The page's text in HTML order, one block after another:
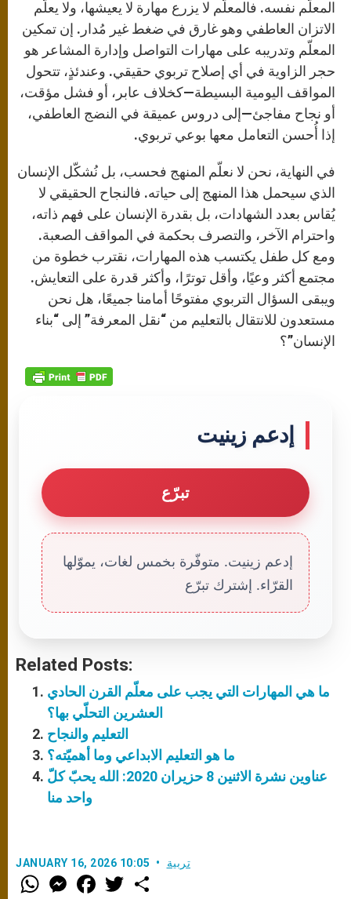
المعلّم نفسه. فالمعلّم لا يزرع مهارة لا يعيشها، ولا يعلّم
الاتزان العاطفي وهو غارق في ضغط غير مُدار. إن تمكين
المعلّم وتدريبه على مهارات التواصل وإدارة المشاعر هو
حجر الزاوية في أي إصلاح تربوي حقيقي. وعندئذٍ، تتحول
المواقف اليومية البسيطة—كخلاف عابر، أو فشل مؤقت،
أو نجاح مفاجئ—إلى دروس عميقة في النضج العاطفي،
إذا أُحسن التعامل معها بوعي تربوي.
في النهاية، نحن لا نعلّم المنهج فحسب، بل نُشكّل الإنسان
الذي سيحمل هذا المنهج إلى حياته. فالنجاح الحقيقي لا
يُقاس بعدد الشهادات، بل بقدرة الإنسان على فهم ذاته،
واحترام الآخر، والتصرف بحكمة في المواقف الصعبة.
ومع كل طفل يكتسب هذه المهارات، نقترب خطوة من
مجتمع أكثر وعيًا، وأقل توترًا، وأكثر قدرة على التعايش.
ويبقى السؤال التربوي مفتوحًا أمامنا جميعًا، هل نحن
مستعدون للانتقال بالتعليم من “نقل المعرفة” إلى “بناء
الإنسان”؟
إدعم زينيت
تبرّع
إدعم زينيت. متوفّرة بخمس لغات، يموّلها
القرّاء. إشترك تبرّع
Related Posts:
ما هي المهارات التي يجب على معلّم القرن الحادي
العشرين التحلّي بها؟
التعليم والنجاح
ما هو التعليم الابداعي وما أهميّته؟
عناوين نشرة الاثنين 8 حزيران 2020: الله يحبّ كلّ
واحد منا
JANUARY 16, 2026 10:05 تربية
W
h
M
e
F
a w